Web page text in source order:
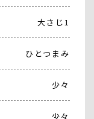
大さじ1
ひとつまみ
少々
少々